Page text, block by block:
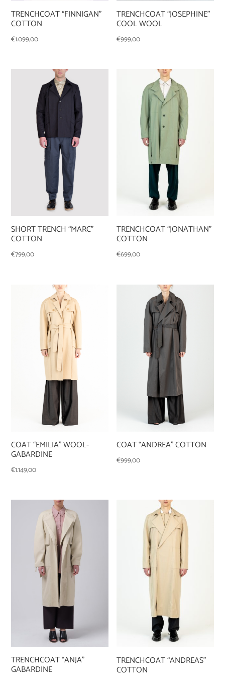
TRENCHCOAT “FINNIGAN”
COTTON
€1.099,00
TRENCHCOAT “JOSEPHINE”
COOL WOOL
€999,00
SHORT TRENCH “MARC”
COTTON
€799,00
TRENCHCOAT “JONATHAN”
COTTON
€699,00
COAT “EMILIA” WOOL-
GABARDINE
€1.149,00
COAT “ANDREA” COTTON
€999,00
TRENCHCOAT “ANJA”
GABARDINE
TRENCHCOAT “ANDREAS”
COTTON